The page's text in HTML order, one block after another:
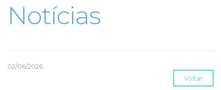
Notícias
02/06/2026
Voltar